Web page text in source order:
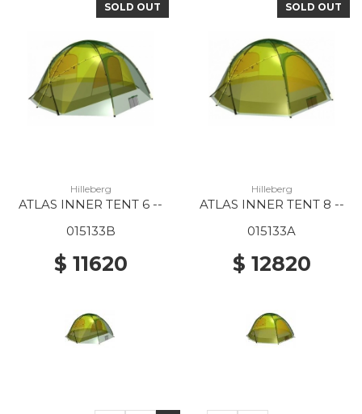
SOLD OUT
Hilleberg
ATLAS INNER TENT 6 --
015133B
$ 11620
SOLD OUT
Hilleberg
ATLAS INNER TENT 8 --
015133A
$ 12820